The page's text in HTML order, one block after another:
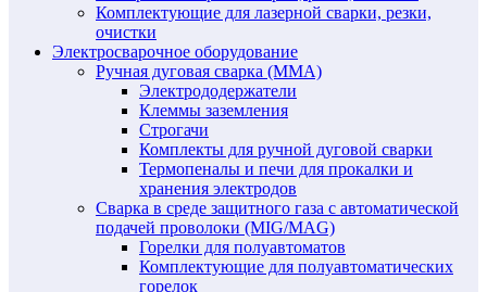
Комплектующие для лазерной сварки, резки,
очистки
Электросварочное оборудование
Ручная дуговая сварка (MMA)
Электрододержатели
Клеммы заземления
Строгачи
Комплекты для ручной дуговой сварки
Термопеналы и печи для прокалки и
хранения электродов
Сварка в среде защитного газа с автоматической
подачей проволоки (MIG/MAG)
Горелки для полуавтоматов
Комплектующие для полуавтоматических
горелок